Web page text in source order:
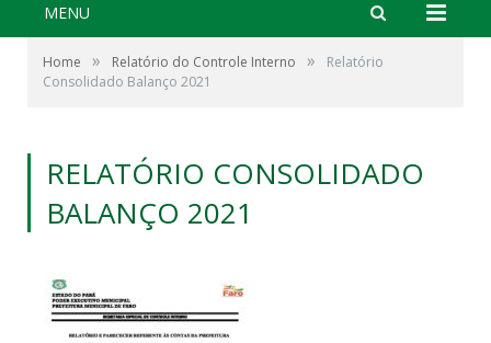
MENU
Home » Relatório do Controle Interno »
Relatório
Consolidado Balanço 2021
RELATÓRIO CONSOLIDADO
BALANÇO 2021